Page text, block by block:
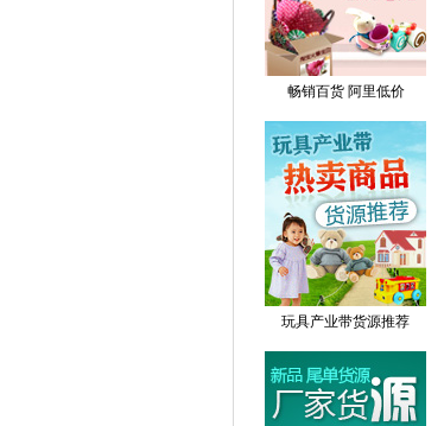
畅销百货 阿里低价
玩具产业带货源推荐